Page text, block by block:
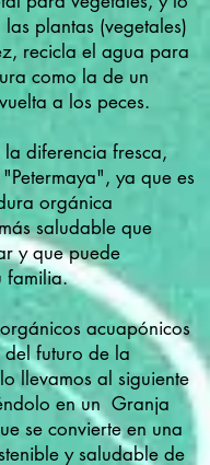
plantas (vegetales)
recicla el agua para
como la de un
a los peces.
diferencia fresca,
ya que es
orgánica
saludable que
y que puede
familia.
acuapónicos
futuro de la
llevamos al siguiente
en un Granja
se convierte en una
y saludable de